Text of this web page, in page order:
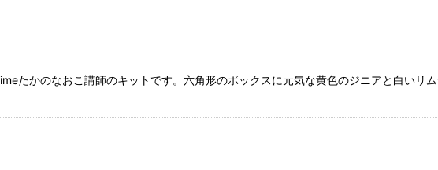
のなおこ講師のキットです。六角形のボックスに元気な黄色のジニアと白いリム